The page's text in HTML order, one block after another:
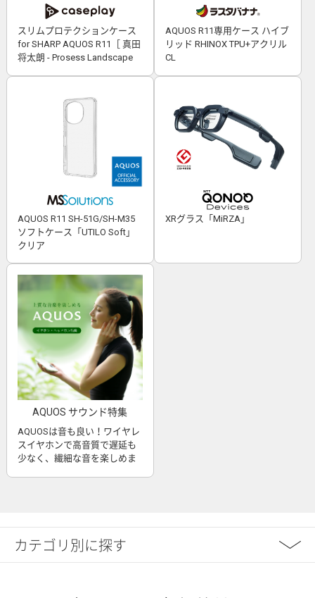
スリムプロテクションケース
for SHARP AQUOS R11［ 真田
将太朗 - Prosess Landscape
AQUOS R11専用ケース ハイブ
リッド RHINOX TPU+アクリル
CL
AQUOS R11 SH-51G/SH-M35
ソフトケース「UTILO Soft」
クリア
XRグラス「MiRZA」
AQUOS サウンド特集
AQUOSは音も良い！ワイヤレ
スイヤホンで高音質で遅延も
少なく、繊細な音を楽しめま
カテゴリ別に探す